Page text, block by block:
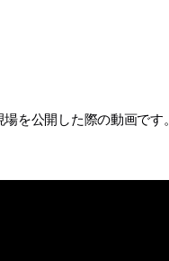
を公開した際の動画です。